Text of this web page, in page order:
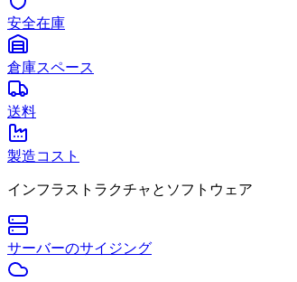
安全在庫
倉庫スペース
送料
製造コスト
インフラストラクチャとソフトウェア
サーバーのサイジング